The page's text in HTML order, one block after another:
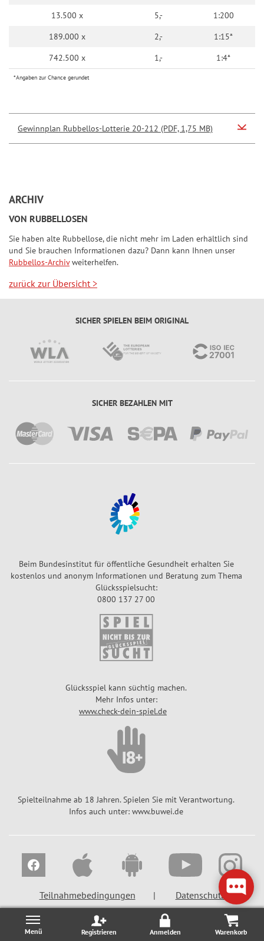
13.500 x
5,-
1:200
189.000 x
2,-
1:15*
742.500 x
1,- 1:4*
*Angaben zur Chance gerundet
Gewinnplan Rubbellos-Lotterie 20-212 (PDF, 1,75 MB)
ARCHIV
VON RUBBELLOSEN
Sie haben alte Rubbellose, die nicht mehr im Laden erhältlich sind
und Sie brauchen Informationen dazu? Dann kann Ihnen unser
Rubbellos-Archivweiterhelfen.
zurück zur Übersicht >
SICHER SPIELEN BEIM ORIGINAL
SICHER BEZAHLEN MIT
Beim Bundesinstitut für öffentliche Gesundheit erhalten Sie
kostenlos und anonym Informationen und Beratung zum Thema
Glücksspielsucht:
0800 137 27 00
Glücksspiel kann süchtig machen.
Mehr Infos unter:
www.check-dein-spiel.de
Spielteilnahme ab 18 Jahren. Spielen Sie mit Verantwortung.
Infos auch unter: www.buwei.de
Teilnahmebedingungen
Datenschutz
Kontakt
Newsletter
Übersicht
Impressum App
Registrieren Anmelden Warenkorb
Bitte füllen Sie die nachfolgenden Felder aus, damit Sie